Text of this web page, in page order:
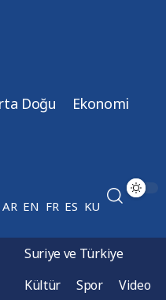
Doğu Ekonomi
AR EN FR ES KU
Suriye ve Türkiye
Kültür
Spor
Video